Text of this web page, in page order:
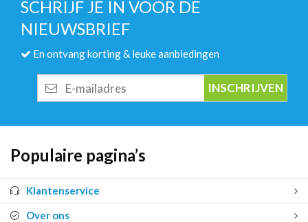
SCHRIJF JE IN VOOR DE
NIEUWSBRIEF
En ontvang korting & leuke aanbiedingen
mailadres
Populaire pagina’s
Klantenservice
Over ons